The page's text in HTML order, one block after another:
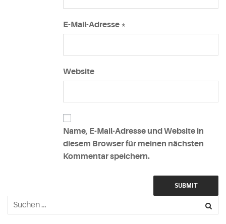
E-Mail-Adresse *
Website
Name, E-Mail-Adresse und Website in
diesem Browser für meinen nächsten
Kommentar speichern.